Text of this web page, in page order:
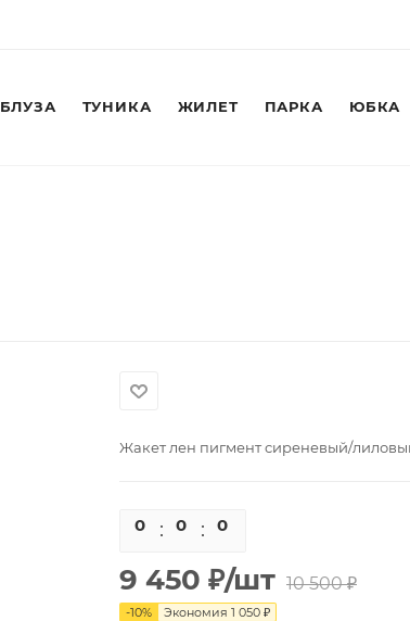
БЛУЗА ТУНИКА ЖИЛЕТ ПАРКА ЮБКА
Жакет лен пигмент сиреневый/
0 0 0
9 450 ₽/шт 10 500₽
-10% Экономия 1 050 ₽